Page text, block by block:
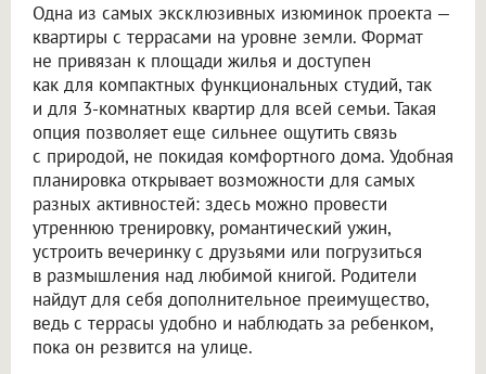
Одна из самых эксклюзивных изюминок проекта —
квартиры с террасами на уровне земли. Формат
не привязан к площади жилья и доступен
как для компактных функциональных студий, так
и для 3-комнатных квартир для всей семьи. Такая
опция позволяет еще сильнее ощутить связь
с природой, не покидая комфортного дома. Удобная
планировка открывает возможности для самых
разных активностей: здесь можно провести
утреннюю тренировку, романтический ужин,
устроить вечеринку с друзьями или погрузиться
в размышления над любимой книгой. Родители
найдут для себя дополнительное преимущество,
ведь с террасы удобно и наблюдать за ребенком,
пока он резвится на улице.